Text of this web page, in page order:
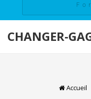
CHANGER-
Accueil